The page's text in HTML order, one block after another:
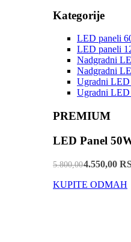
Kategorije
LED paneli
LED paneli
Nadgradni
Nadgradni
Ugradni
Ugradni LED
PREMIUM
LED Panel
5.800,004.550,00
KUPITE ODMAH